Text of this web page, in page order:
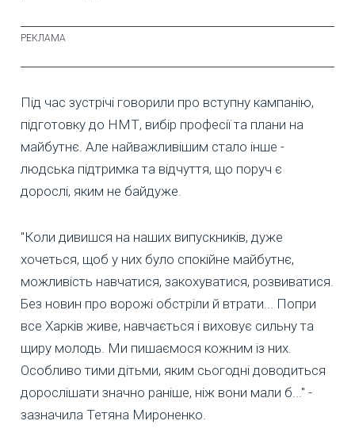
Під час зустрічі говорили про вступну кампанію,
підготовку до НМТ, вибір професії та плани на
майбутнє. Але найважливішим стало інше -
людська підтримка та відчуття, що поруч є
дорослі, яким не байдуже.
"Коли дивишся на наших випускників, дуже
хочеться, щоб у них було спокійне майбутнє,
можливість навчатися, закохуватися, розвиватися.
Без новин про ворожі обстріли й втрати... Попри
все Харків живе, навчається і виховує сильну та
щиру молодь. Ми пишаємося кожним із них.
Особливо тими дітьми, яким сьогодні доводиться
дорослішати значно раніше, ніж вони мали б..." -
зазначила Тетяна Мироненко.